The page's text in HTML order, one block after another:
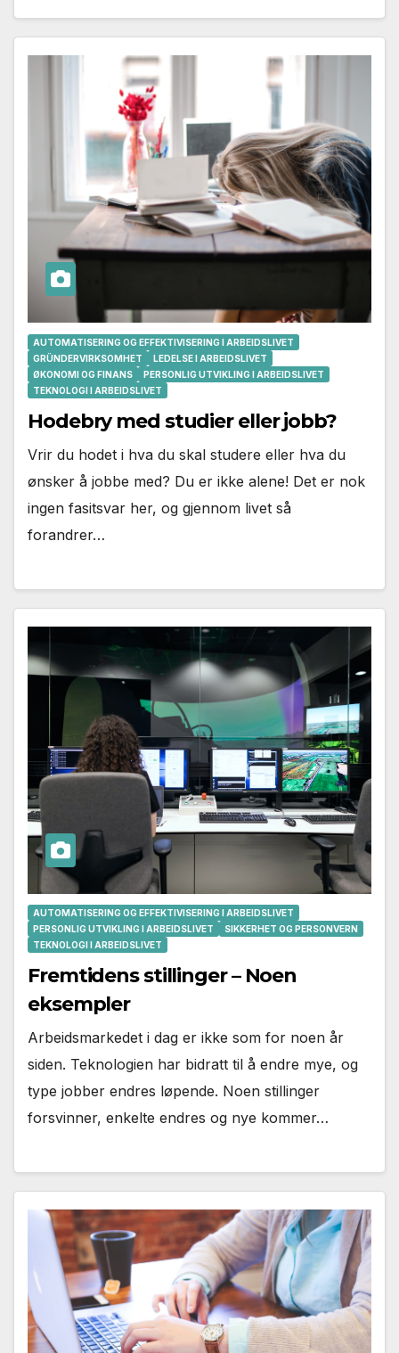
AUTOMATISERING OG EFFEKTIVISERING I ARBEIDSLIVET
GRÜNDERVIRKSOMHET
LEDELSE I ARBEIDSLIVET
ØKONOMI OG FINANS
PERSONLIG UTVIKLING I ARBEIDSLIVET
TEKNOLOGI I ARBEIDSLIVET
Hodebry med studier eller jobb?
Vrir du hodet i hva du skal studere eller hva du
ønsker å jobbe med? Du er ikke alene! Det er nok
ingen fasitsvar her, og gjennom livet så
forandrer…
AUTOMATISERING OG EFFEKTIVISERING I ARBEIDSLIVET
PERSONLIG UTVIKLING I ARBEIDSLIVET
SIKKERHET OG PERSONVERN
TEKNOLOGI I ARBEIDSLIVET
Fremtidens stillinger – Noen
eksempler
Arbeidsmarkedet i dag er ikke som for noen år
siden. Teknologien har bidratt til å endre mye, og
type jobber endres løpende. Noen stillinger
forsvinner, enkelte endres og nye kommer…